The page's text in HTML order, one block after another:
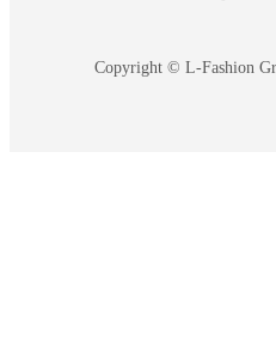
Copyright © L-Fashion